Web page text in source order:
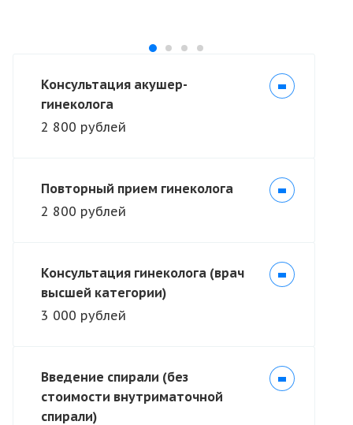
Консультация акушер-
гинеколога
2 800 рублей
Повторный прием гинеколога
2 800 рублей
Консультация гинеколога (врач
высшей категории)
3 000 рублей
Введение спирали (без
стоимости внутриматочной
спирали)